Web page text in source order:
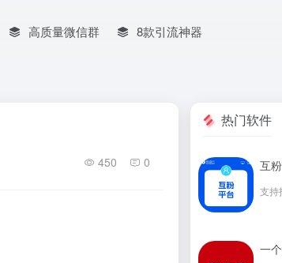
高质量微信群 8款引流神器
450 0
热门软件